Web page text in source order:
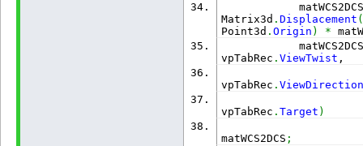
Matrix3d .Displacement
Point3d .Origin ) *
vpTabRec .ViewTwist ,
vpTabRec .
vpTabRec .Target )
matWCS2DCS ;